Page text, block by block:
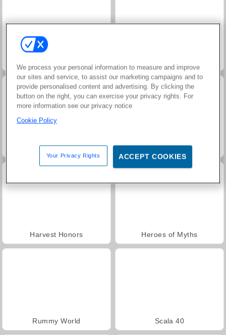
Masha and the Bear: Meadows Solitaire Social
Harvest Honors Heroes of Myths
Rummy World Scala 40
We process your personal information to measure and improve
our sites and service, to assist our marketing campaigns and to
provide personalised content and advertising. By clicking the
button on the right, you can exercise your privacy rights. For
more information see our privacy notice
Cookie Policy
Your Privacy Rights ACCEPT COOKIES